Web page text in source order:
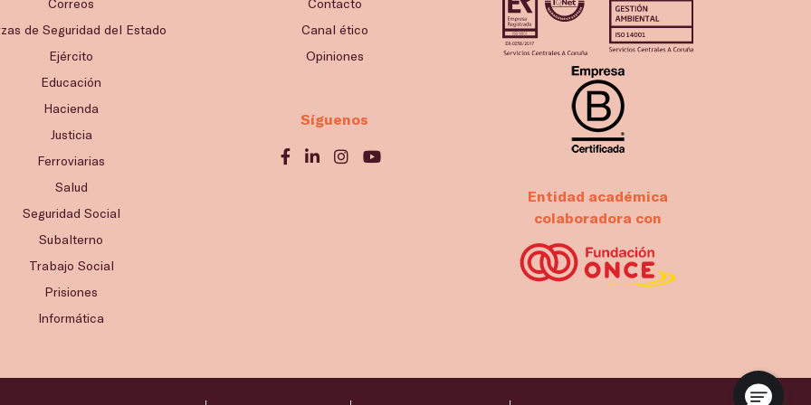
Correos
de Seguridad del Estado
Ejército
Educación
Hacienda
Justicia
Ferroviarias
Salud
Seguridad Social
Subalterno
Trabajo Social
Prisiones
Informática
Contacto
Canal ético
Opiniones
Síguenos
Entidad académica
colaboradora con